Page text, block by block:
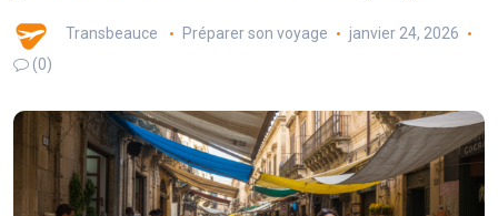
Transbeauce Préparer son voyage
janvier 24, 2026
(0)